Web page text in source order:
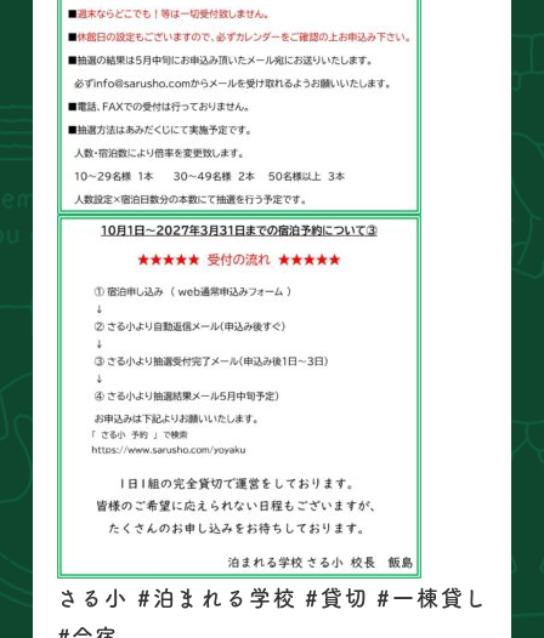
さる小 #泊まれる学校 #貸切 #一棟貸し